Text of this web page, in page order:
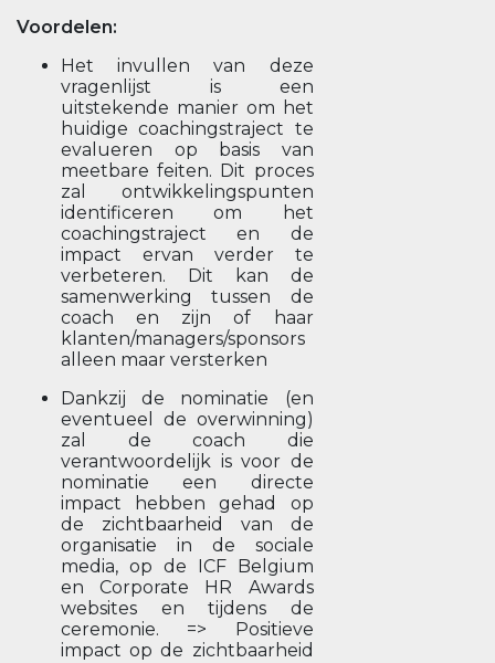
Voordelen:
Het invullen van deze
vragenlijst is een
uitstekende manier om het
huidige coachingstraject te
evalueren op basis van
meetbare feiten. Dit proces
zal ontwikkelingspunten
identificeren om het
coachingstraject en de
impact ervan verder te
verbeteren. Dit kan de
samenwerking tussen de
coach en zijn of haar
klanten/managers/sponsors
alleen maar versterken
Dankzij de nominatie (en
eventueel de overwinning)
zal de coach die
verantwoordelijk is voor de
nominatie een directe
impact hebben gehad op
de zichtbaarheid van de
organisatie in de sociale
media, op de ICF Belgium
en Corporate HR Awards
websites en tijdens de
ceremonie. => Positieve
impact op de zichtbaarheid